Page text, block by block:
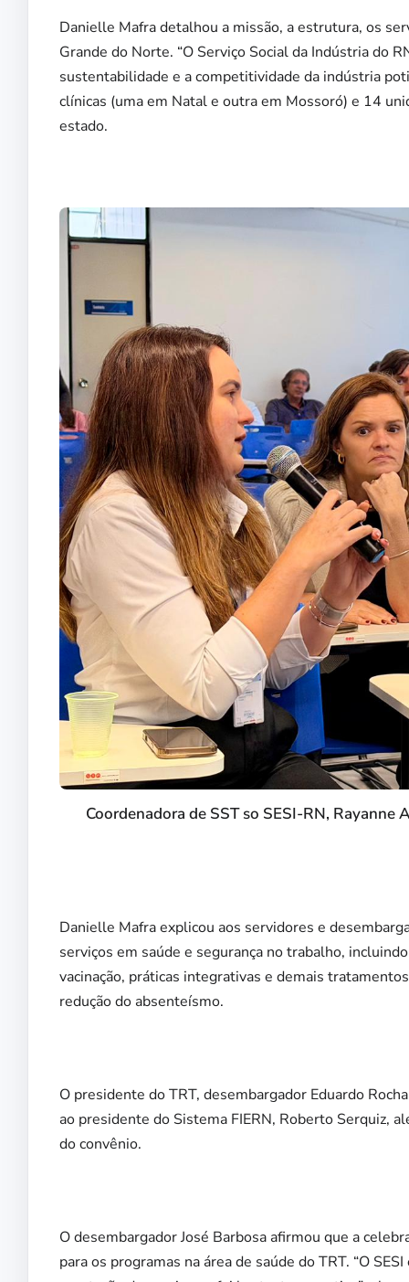
Danielle Mafra detalhou a missão, a estrutura, os
Grande do Norte. “O Serviço Social da Indústria do
sustentabilidade e a competitividade da indústria
clínicas (uma em Natal e outra em Mossoró) e 14
estado.
Coordenadora de SST so SESI-RN,
Danielle Mafra explicou aos servidores e
serviços em saúde e segurança no trabalho,
vacinação, práticas integrativas e demais
redução do absenteísmo.
O presidente do TRT, desembargador Eduardo
ao presidente do Sistema FIERN, Roberto Serquiz,
do convênio.
O desembargador José Barbosa afirmou que a
para os programas na área de saúde do TRT. “O